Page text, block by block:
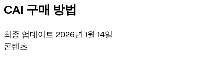
CAI 구매 방법
최종 업데이트 2026년 1월 14일
콘텐츠